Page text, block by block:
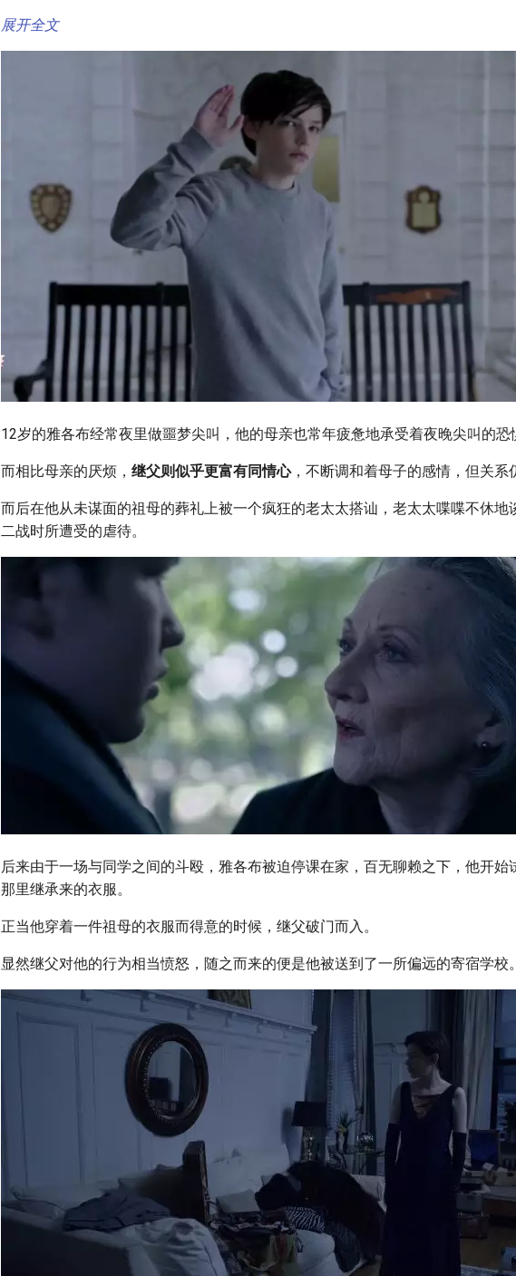
展开全文
12岁的雅各布经常夜里做噩梦尖叫，他的母亲也常年疲惫地承受着夜晚尖叫的恐
而相比母亲的厌烦， 继父则似乎更富有同情心，不断调和着母子的感情，但关系
而后在他从未谋面的祖母的葬礼上被一个疯狂的老太太搭讪，老太太喋喋不休地
二战时所遭受的虐待。
后来由于一场与同学之间的斗殴，雅各布被迫停课在家，百无聊赖之下，他开始
那里继承来的衣服。
正当他穿着一件祖母的衣服而得意的时候，继父破门而入。
显然继父对他的行为相当愤怒，随之而来的便是他被送到了一所偏远的寄宿学校